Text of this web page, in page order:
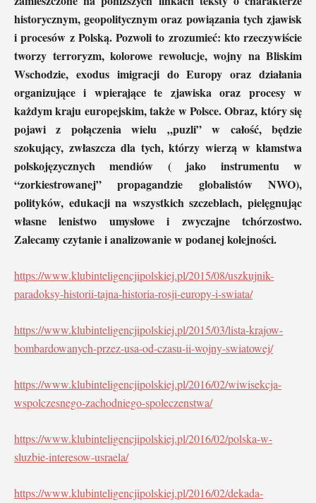
historycznym, geopolitycznym oraz powiązania tych zjawisk
i procesów z Polską. Pozwoli to zrozumieć: kto rzeczywiście
tworzy terroryzm, kolorowe rewolucje, wojny na Bliskim
Wschodzie, exodus imigracji do Europy oraz działania
organizujące i wpierające te zjawiska oraz procesy w
każdym kraju europejskim, także w Polsce. Obraz, który się
pojawi z połączenia wielu „puzli” w całość, będzie
szokujący, zwłaszcza dla tych, którzy wierzą w kłamstwa
polskojęzycznych mendiów
( jako instrumentu w
“zorkiestrowanej” propagandzie globalistów NWO),
polityków, edukacji na wszystkich szczeblach, pielęgnując
własne lenistwo umysłowe i zwyczajne tchórzostwo.
Zalecamy czytanie i analizowanie w podanej kolejności.
https://www.klubinteligencjipolskiej.pl/2015/08/uszkujnik-
paradoksy-historii-tajna-historia-rosji-europy-i-swiata/
https://www.klubinteligencjipolskiej.pl/2015/03/lista-krajow-
bombardowanych-przez-usa-od-czasu-ii-wojny-swiatowej/
https://www.klubinteligencjipolskiej.pl/2016/02/wiwisekcja-
wspolczesnego-zachodniego-spoleczenstwa/
https://www.klubinteligencjipolskiej.pl/2016/02/polska-w-
sluzbie-interesow-usraela/
https://www.klubinteligencjipolskiej.pl/2016/02/dekada-